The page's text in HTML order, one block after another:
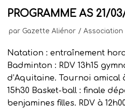
PROGRAMME AS 21/
par Gazette Aliénor Association
Natation : entraînement
Badminton : RDV 13h15
d’Aquitaine. Tournoi amical
15h30 Basket-ball : finale
benjamines filles. RDV à